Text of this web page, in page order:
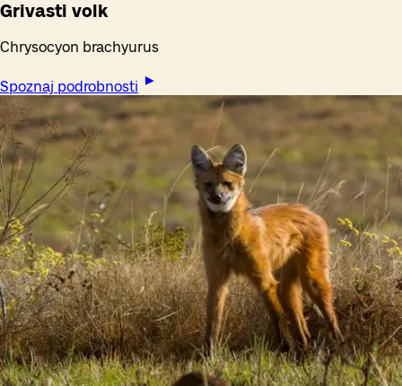
Grivasti volk
Chrysocyon brachyurus
Spoznaj podrobnosti